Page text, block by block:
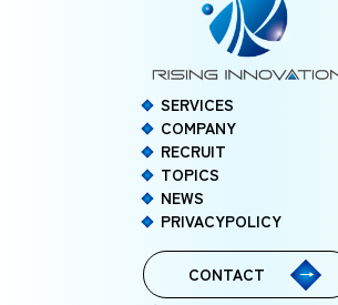
SERVICES
COMPANY
RECRUIT
TOPICS
NEWS
PRIVACYPOLICY
CONTACT